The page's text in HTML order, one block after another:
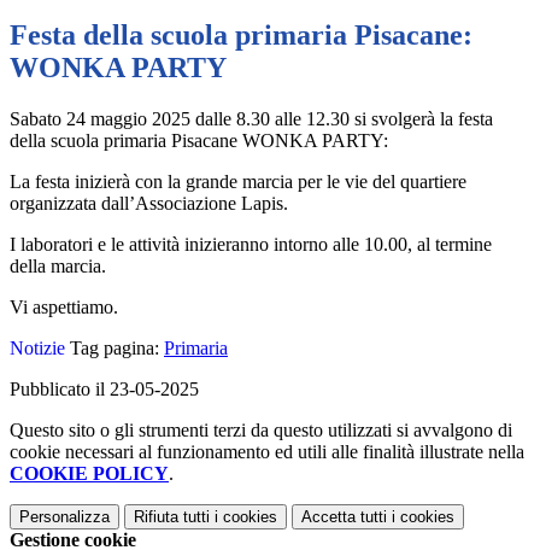
Festa della scuola primaria Pisacane:
WONKA PARTY
Sabato 24 maggio 2025 dalle 8.30 alle 12.30 si svolgerà la festa
della scuola primaria Pisacane WONKA PARTY:
La festa inizierà con la grande marcia per le vie del quartiere
organizzata dall’Associazione Lapis.
I laboratori e le attività inizieranno intorno alle 10.00, al termine
della marcia.
Vi aspettiamo.
Notizie Tag pagina: Primaria
Pubblicato il 23-05-2025
Questo sito o gli strumenti terzi da questo utilizzati si avvalgono di
cookie necessari al funzionamento ed utili alle finalità illustrate nella
COOKIE POLICY.
Personalizza Rifiuta tutti i cookies Accetta tutti i cookies
Gestione cookie